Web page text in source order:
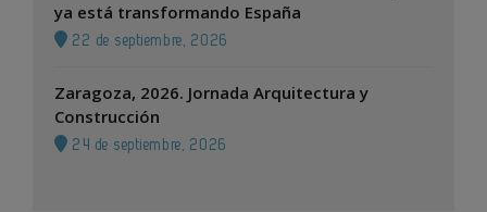
ya está transformando España
22 de septiembre, 2026
Zaragoza, 2026. Jornada Arquitectura y
Construcción
24 de septiembre, 2026